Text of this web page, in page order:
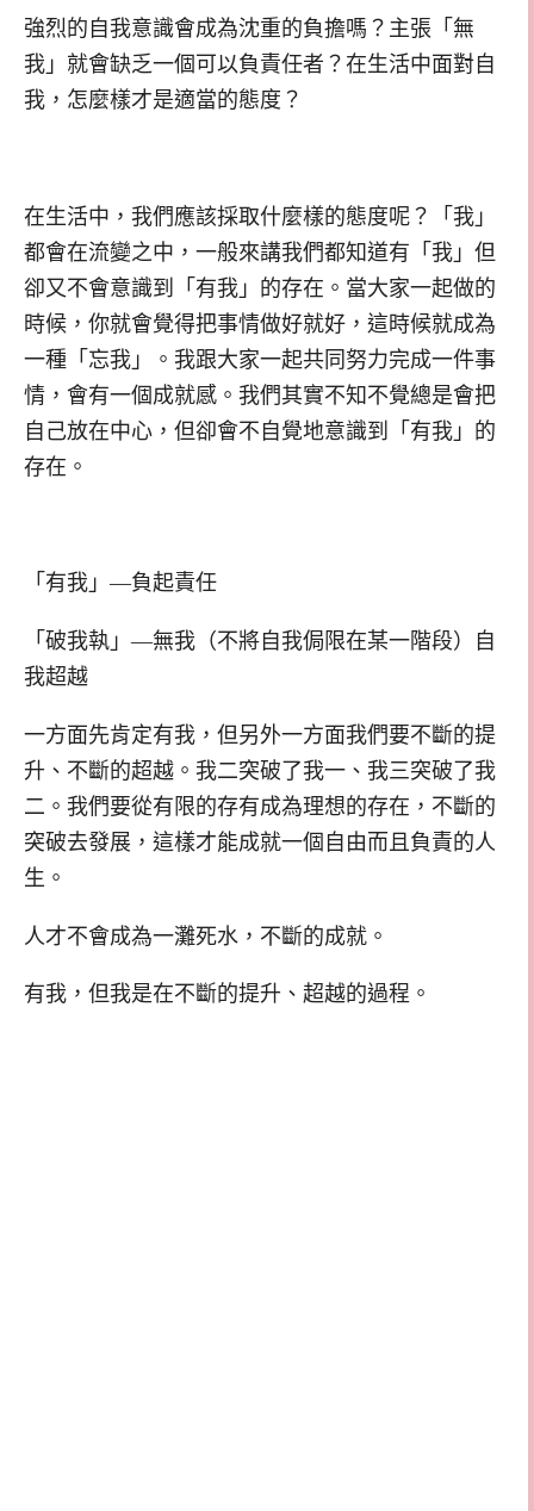
強烈的自我意識會成為沈重的負擔嗎？主張「無
我」就會缺乏一個可以負責任者？在生活中面對自
我，怎麼樣才是適當的態度？
在生活中，我們應該採取什麼樣的態度呢？「我」
都會在流變之中，一般來講我們都知道有「我」但
卻又不會意識到「有我」的存在。當大家一起做的
時候，你就會覺得把事情做好就好，這時候就成為
一種「忘我」。我跟大家一起共同努力完成一件事
情，會有一個成就感。我們其實不知不覺總是會把
自己放在中心，但卻會不自覺地意識到「有我」的
存在。
「有我」—負起責任
「破我執」—無我（不將自我侷限在某一階段）自
我超越
一方面先肯定有我，但另外一方面我們要不斷的提
升、不斷的超越。我二突破了我一、我三突破了我
二。我們要從有限的存有成為理想的存在，不斷的
突破去發展，這樣才能成就一個自由而且負責的人
生。
人才不會成為一灘死水，不斷的成就。
有我，但我是在不斷的提升、超越的過程。